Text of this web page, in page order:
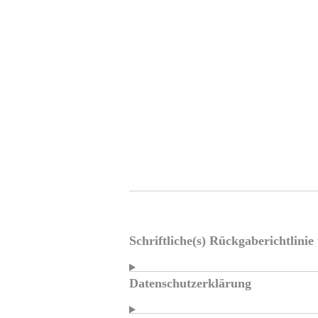
Schriftliche(s)
Datenschutzerklärung